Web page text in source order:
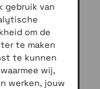
>Overig
gebruik van
om de
te maken
te kunnen
wij,
werken, jouw